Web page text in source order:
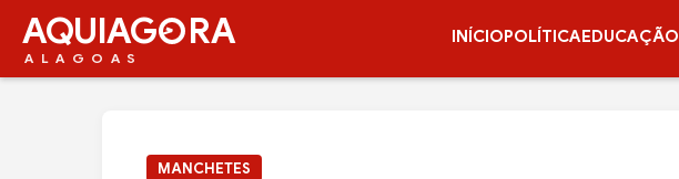
AQUIAG RA
ALAGOAS
INÍCIOPOLÍTICAEDUCAÇÃO
MANCHETES